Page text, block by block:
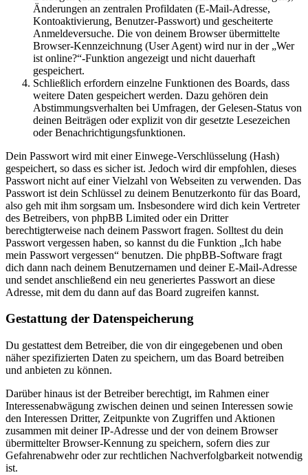
Änderungen an zentralen Profildaten (E-Mail-Adresse,
Kontoaktivierung, Benutzer-Passwort) und gescheiterte
Anmeldeversuche. Die von deinem Browser übermittelte
Browser-Kennzeichnung (User Agent) wird nur in der „Wer
ist online?“-Funktion angezeigt und nicht dauerhaft
gespeichert.
Schließlich erfordern einzelne Funktionen des Boards, dass
weitere Daten gespeichert werden. Dazu gehören dein
Abstimmungsverhalten bei Umfragen, der Gelesen-Status von
deinen Beiträgen oder explizit von dir gesetzte Lesezeichen
oder Benachrichtigungsfunktionen.
Dein Passwort wird mit einer Einwege-Verschlüsselung (Hash)
gespeichert, so dass es sicher ist. Jedoch wird dir empfohlen, dieses
Passwort nicht auf einer Vielzahl von Webseiten zu verwenden. Das
Passwort ist dein Schlüssel zu deinem Benutzerkonto für das Board,
also geh mit ihm sorgsam um. Insbesondere wird dich kein Vertreter
des Betreibers, von phpBB Limited oder ein Dritter
berechtigterweise nach deinem Passwort fragen. Solltest du dein
Passwort vergessen haben, so kannst du die Funktion „Ich habe
mein Passwort vergessen“ benutzen. Die phpBB-Software fragt
dich dann nach deinem Benutzernamen und deiner E-Mail-Adresse
und sendet anschließend ein neu generiertes Passwort an diese
Adresse, mit dem du dann auf das Board zugreifen kannst.
Gestattung der Datenspeicherung
Du gestattest dem Betreiber, die von dir eingegebenen und oben
näher spezifizierten Daten zu speichern, um das Board betreiben
und anbieten zu können.
Darüber hinaus ist der Betreiber berechtigt, im Rahmen einer
Interessenabwägung zwischen deinen und seinen Interessen sowie
den Interessen Dritter, Zeitpunkte von Zugriffen und Aktionen
zusammen mit deiner IP-Adresse und der von deinem Browser
übermittelter Browser-Kennung zu speichern, sofern dies zur
Gefahrenabwehr oder zur rechtlichen Nachverfolgbarkeit notwendig
ist.